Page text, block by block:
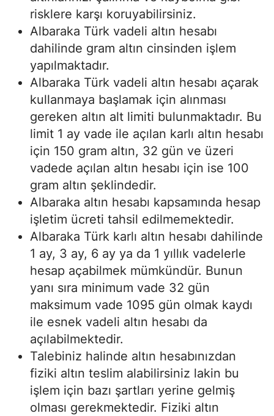
risklere karşı koruyabilirsiniz.
Albaraka Türk vadeli altın hesabı
dahilinde gram altın cinsinden işlem
yapılmaktadır.
Albaraka Türk vadeli altın hesabı açarak
kullanmaya başlamak için alınması
gereken altın alt limiti bulunmaktadır. Bu
limit 1 ay vade ile açılan karlı altın hesabı
için 150 gram altın, 32 gün ve üzeri
vadede açılan altın hesabı için ise 100
gram altın şeklindedir.
Albaraka altın hesabı kapsamında hesap
işletim ücreti tahsil edilmemektedir.
Albaraka Türk karlı altın hesabı dahilinde
1 ay, 3 ay, 6 ay ya da 1 yıllık vadelerle
hesap açabilmek mümkündür. Bunun
yanı sıra minimum vade 32 gün
maksimum vade 1095 gün olmak kaydı
ile esnek vadeli altın hesabı da
açılabilmektedir.
Talebiniz halinde altın hesabınızdan
fiziki altın teslim alabilirsiniz lakin bu
işlem için bazı şartları yerine gelmiş
olması gerekmektedir. Fiziki altın